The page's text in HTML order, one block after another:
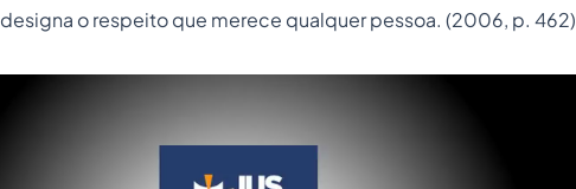
designa o respeito que merece qualquer pessoa. (2006, p. 462)